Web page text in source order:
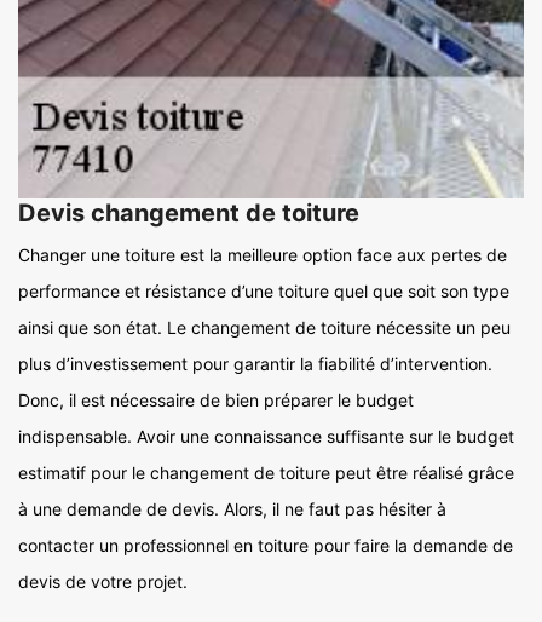
Devis changement de toiture
Changer une toiture est la meilleure option face aux pertes de
performance et résistance d’une toiture quel que soit son type
ainsi que son état. Le changement de toiture nécessite un peu
plus d’investissement pour garantir la fiabilité d’intervention.
Donc, il est nécessaire de bien préparer le budget
indispensable. Avoir une connaissance suffisante sur le budget
estimatif pour le changement de toiture peut être réalisé grâce
à une demande de devis. Alors, il ne faut pas hésiter à
contacter un professionnel en toiture pour faire la demande de
devis de votre projet.